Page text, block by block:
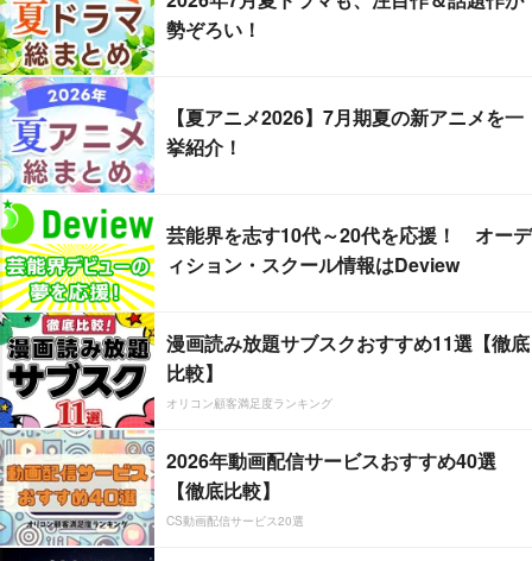
勢ぞろい！
【夏アニメ2026】7月期夏の新アニメを一
挙紹介！
芸能界を志す10代～20代を応援！ オーデ
ィション・スクール情報はDeview
漫画読み放題サブスクおすすめ11選【徹底
比較】
オリコン顧客満足度ランキング
2026年動画配信サービスおすすめ40選
【徹底比較】
CS動画配信サービス20選